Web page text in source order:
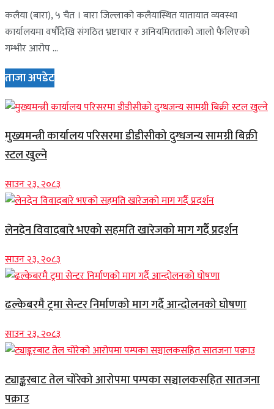
कलैया (बारा), ५ चैत । बारा जिल्लाको कलैयास्थित यातायात व्यवस्था
कार्यालयमा वर्षौंदेखि संगठित भ्रष्टाचार र अनियमितताको जालो फैलिएको
गम्भीर आरोप ...
ताजा अपडेट
मुख्यमन्त्री कार्यालय परिसरमा डीडीसीको दुग्धजन्य सामग्री बिक्री
स्टल खुल्ने
साउन २३, २०८३
लेनदेन विवादबारे भएको सहमति खारेजको माग गर्दै प्रदर्शन
साउन २३, २०८३
ढल्केबरमै ट्रमा सेन्टर निर्माणको माग गर्दै आन्दोलनको घोषणा
साउन २३, २०८३
ट्याङ्करबाट तेल चोरेको आरोपमा पम्पका सञ्चालकसहित सातजना
पक्राउ